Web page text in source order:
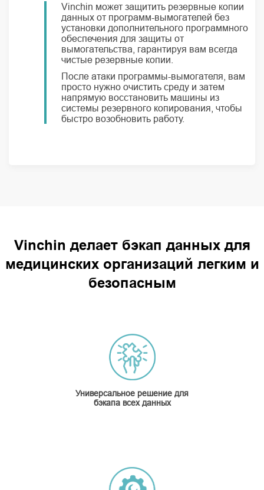
Vinchin может защитить резервные копии
данных от программ-вымогателей без
установки дополнительного программного
обеспечения для защиты от
вымогательства, гарантируя вам всегда
чистые резервные копии.
После атаки программы-вымогателя, вам
просто нужно очистить среду и затем
напрямую восстановить машины из
системы резервного копирования, чтобы
быстро возобновить работу.
Vinchin делает бэкап данных для
медицинских организаций легким и
безопасным
Универсальное решение для
бэкапа всех данных